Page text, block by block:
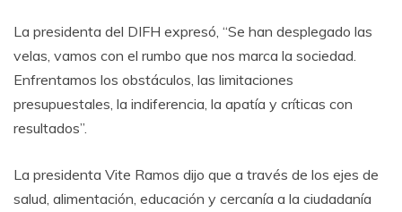
La presidenta del DIFH expresó, “Se han desplegado las
velas, vamos con el rumbo que nos marca la sociedad.
Enfrentamos los obstáculos, las limitaciones
presupuestales, la indiferencia, la apatía y críticas con
resultados”.
La presidenta Vite Ramos dijo que a través de los ejes de
salud, alimentación, educación y cercanía a la ciudadanía